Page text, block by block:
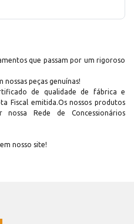
que passam por um rigoroso
nossas peças genuínas!
de qualidade de fábrica e
Fiscal emitida.Os nossos produtos
Rede de Concessionários
nosso site!